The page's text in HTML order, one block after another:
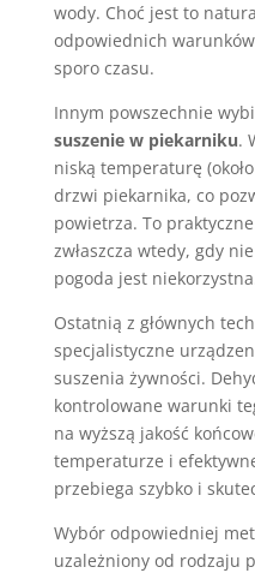
wody. Choć jest to
odpowiednich
sporo czasu.
Innym powszechnie
suszenie w piekarniku.
niską temperaturę
drzwi piekarnika, co
powietrza. To
zwłaszcza wtedy, gdy
pogoda jest
Ostatnią z głównych
specjalistyczne
suszenia żywności.
kontrolowane warunki
na wyższą jakość
temperaturze i
przebiega szybko i
Wybór odpowiedniej
uzależniony od rodzaju